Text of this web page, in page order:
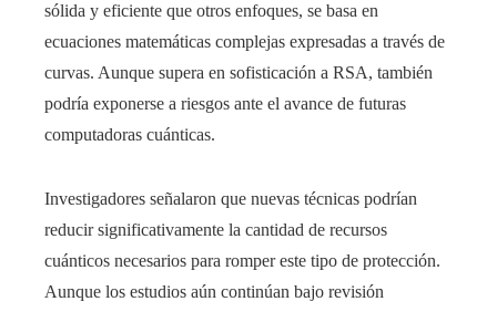
sólida y eficiente que otros enfoques, se basa en
ecuaciones matemáticas complejas expresadas a través de
curvas. Aunque supera en sofisticación a RSA, también
podría exponerse a riesgos ante el avance de futuras
computadoras cuánticas.
Investigadores señalaron que nuevas técnicas podrían
reducir significativamente la cantidad de recursos
cuánticos necesarios para romper este tipo de protección.
Aunque los estudios aún continúan bajo revisión